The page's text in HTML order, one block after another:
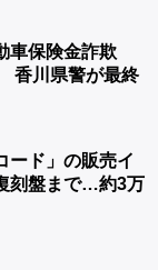
車保険金詐欺
香川県警が最終
ード」の販売イ
刻盤まで…約3万